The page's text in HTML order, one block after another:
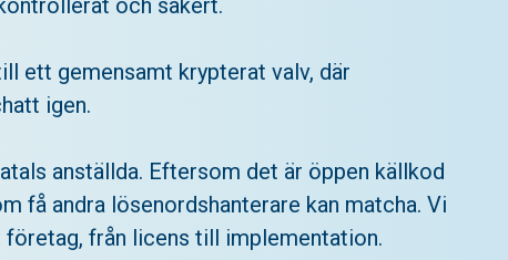
och säkert.
ett gemensamt krypterat valv, där
igen.
anställda. Eftersom det är öppen källkod
få andra lösenordshanterare kan matcha. Vi
från licens till implementation.